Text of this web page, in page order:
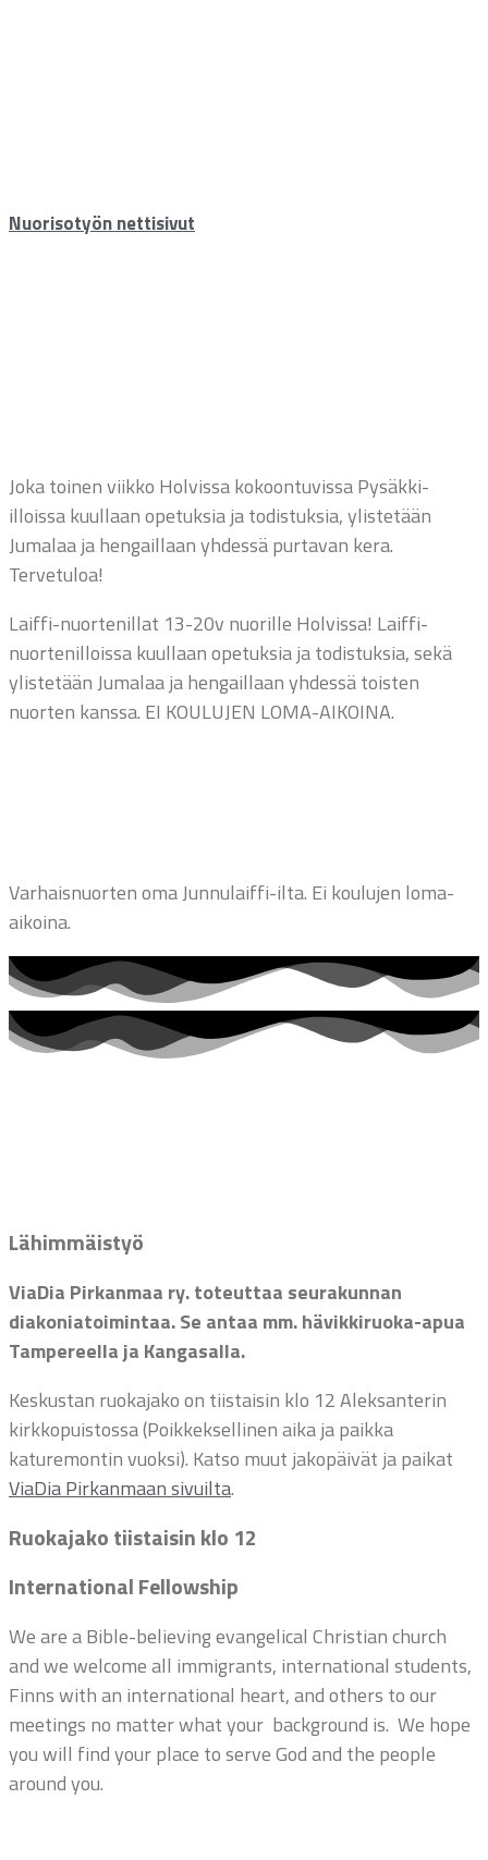
Nuorisotyön nettisivut
Joka toinen viikko Holvissa kokoontuvissa Pysäkki-
illoissa kuullaan opetuksia ja todistuksia, ylistetään
Jumalaa ja hengaillaan yhdessä purtavan kera.
Tervetuloa!
Laiffi-nuortenillat 13-20v nuorille Holvissa! Laiffi-
nuortenilloissa kuullaan opetuksia ja todistuksia, sekä
ylistetään Jumalaa ja hengaillaan yhdessä toisten
nuorten kanssa. EI KOULUJEN LOMA-AIKOINA.
Varhaisnuorten oma Junnulaiffi-ilta. Ei koulujen loma-
aikoina.
Lähimmäistyö
ViaDia Pirkanmaa ry. toteuttaa seurakunnan
diakoniatoimintaa. Se antaa mm. hävikkiruoka-apua
Tampereella ja Kangasalla.
Keskustan ruokajako on tiistaisin klo 12 Aleksanterin
kirkkopuistossa (Poikkeksellinen aika ja paikka
katuremontin vuoksi). Katso muut jakopäivät ja paikat
ViaDia Pirkanmaan sivuilta.
Ruokajako tiistaisin klo 12
International Fellowship
We are a Bible-believing evangelical Christian church
and we welcome all immigrants, international students,
Finns with an international heart, and others to our
meetings no matter what your background is. We hope
you will find your place to serve God and the people
around you.